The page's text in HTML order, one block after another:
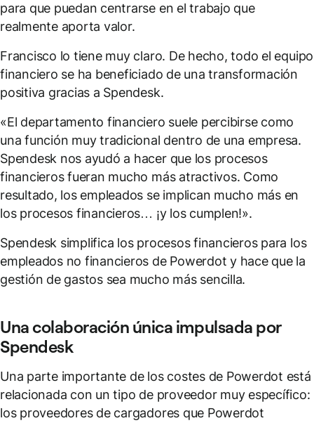
para que puedan centrarse en el trabajo que
realmente aporta valor.
Francisco lo tiene muy claro. De hecho, todo el equipo
financiero se ha beneficiado de una transformación
positiva gracias a Spendesk.
«El departamento financiero suele percibirse como
una función muy tradicional dentro de una empresa.
Spendesk nos ayudó a hacer que los procesos
financieros fueran mucho más atractivos. Como
resultado, los empleados se implican mucho más en
los procesos financieros… ¡y los cumplen!».
Spendesk simplifica los procesos financieros para los
empleados no financieros de Powerdot y hace que la
gestión de gastos sea mucho más sencilla.
Una colaboración única impulsada por
Spendesk
Una parte importante de los costes de Powerdot está
relacionada con un tipo de proveedor muy específico:
los proveedores de cargadores que Powerdot